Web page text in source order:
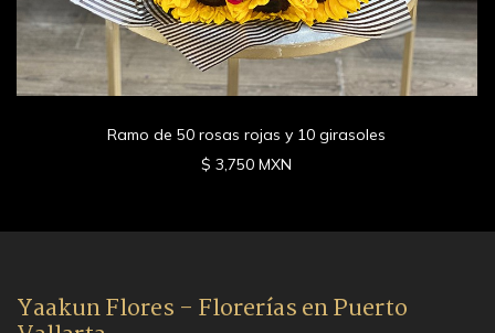
Ramo de 50 rosas rojas y 10 girasoles
$ 3,750 MXN
Yaakun Flores - Florerías en Puerto